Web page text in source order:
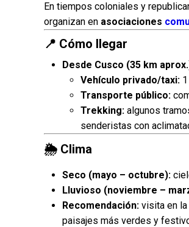
En tiempos coloniales y
organizan en asociaciones
📍 Cómo llegar
Desde Cusco (35 km
Vehículo privado/taxi:
Transporte público:
Trekking: algunos
senderistas con
🌦️ Clima
Seco (mayo – octubre):
Lluvioso (noviembre –
Recomendación: visita en
paisajes más verdes y